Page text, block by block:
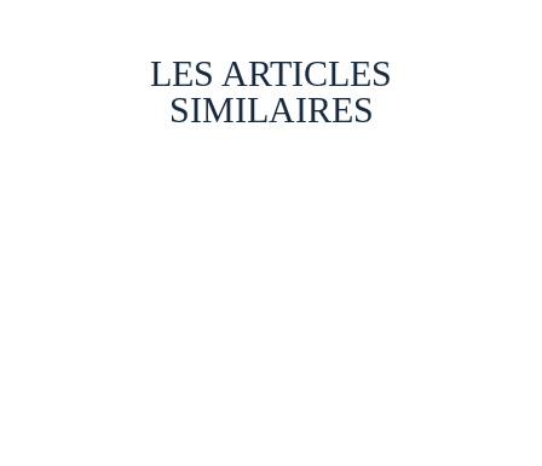
LES ARTICLES
SIMILAIRES